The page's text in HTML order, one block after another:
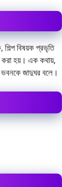
শিল্প বিষয়ক প্রভৃতি
করা হয়। এক কথায়,
ভবনকে জাদুঘর বলে।